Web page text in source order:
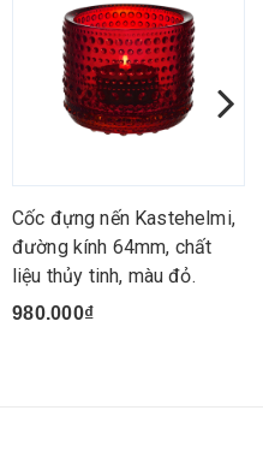
Cốc đựng nến Kastehelmi,
đường kính 64mm, chất
liệu thủy tinh, màu đỏ.
980.000₫